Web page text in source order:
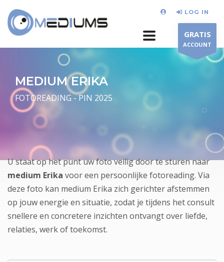
LOG IN
GRATIS
ACCOUNT
MEDIUM ERIKA
FOTOREADING - PIN 2025
U staat op het punt uw foto veilig door te sturen naar
medium Erika voor een persoonlijke fotoreading. Via
deze foto kan medium Erika zich gerichter afstemmen
op jouw energie en situatie, zodat je tijdens het consult
snellere en concretere inzichten ontvangt over liefde,
relaties, werk of toekomst.